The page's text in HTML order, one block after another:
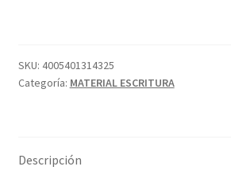
FABER
CAST
SKU: 4005401314325
Categoría: MATERIAL ESCRITURA
Descripción